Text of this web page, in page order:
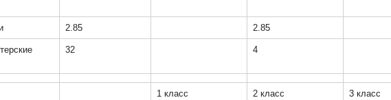
2.85 2.85
32 4
1 класс 2 класс 3 класс